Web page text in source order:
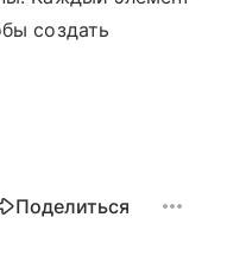
создать
Поделиться